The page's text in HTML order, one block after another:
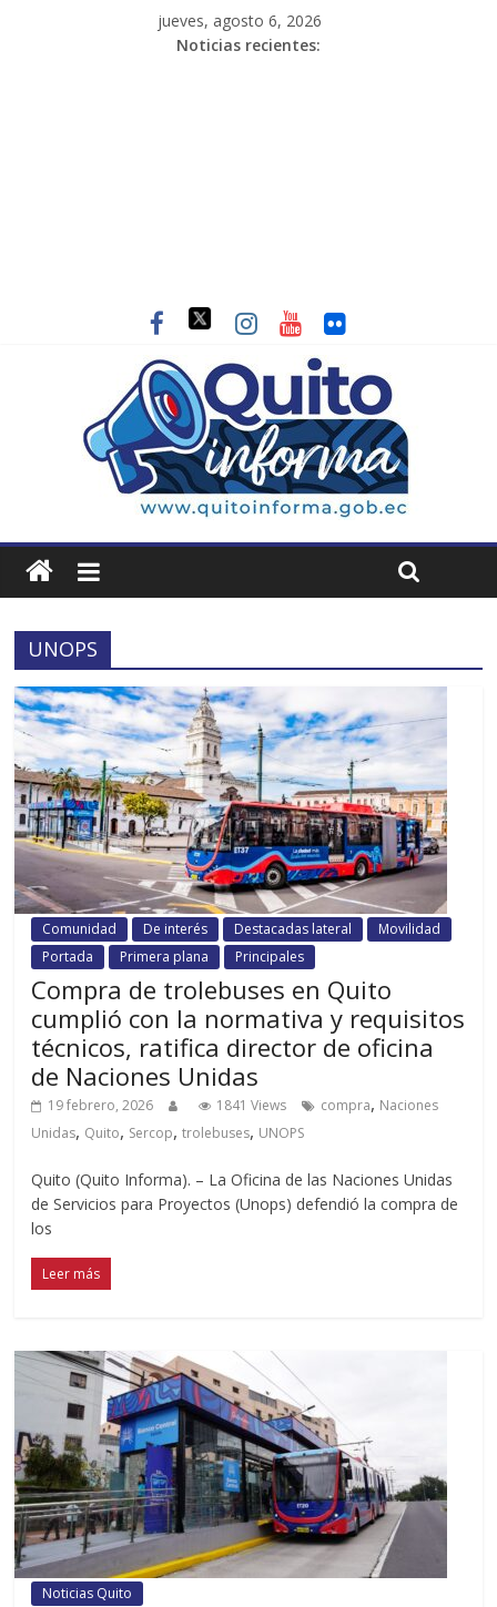
jueves, agosto 6, 2026
Noticias recientes:
UNOPS
Comunidad De interés Destacadas lateral
Movilidad
Portada
Primera plana Principales
Compra de trolebuses en Quito
cumplió con la normativa y requisitos
técnicos, ratifica director de oficina
de Naciones Unidas
19 febrero, 2026 1841 Views compra, Naciones
Unidas, Quito, Sercop,trolebuses, UNOPS
Quito (Quito Informa). – La Oficina de las Naciones Unidas
de Servicios para Proyectos (Unops) defendió la compra de
los
Leer más
Noticias Quito